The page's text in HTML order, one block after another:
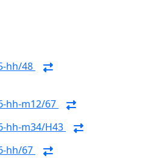
hh/48
hh-m12/67
hh-m34/H43
hh/67